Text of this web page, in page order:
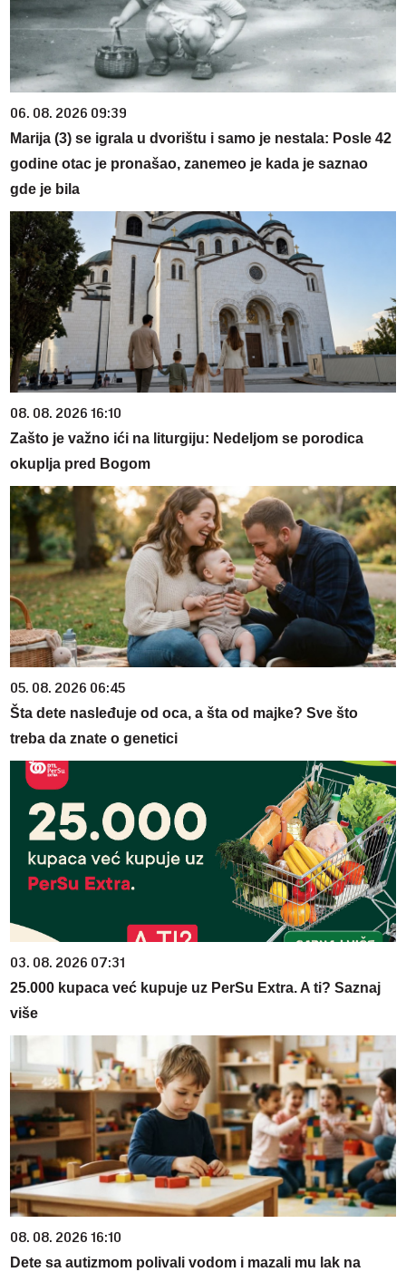
06. 08. 2026 09:39
Marija (3) se igrala u dvorištu i samo je nestala: Posle 42
godine otac je pronašao, zanemeo je kada je saznao
gde je bila
08. 08. 2026 16:10
Zašto je važno ići na liturgiju: Nedeljom se porodica
okuplja pred Bogom
05. 08. 2026 06:45
Šta dete nasleđuje od oca, a šta od majke? Sve što
treba da znate o genetici
03. 08. 2026 07:31
25.000 kupaca već kupuje uz PerSu Extra. A ti? Saznaj
više
08. 08. 2026 16:10
Dete sa autizmom polivali vodom i mazali mu lak na